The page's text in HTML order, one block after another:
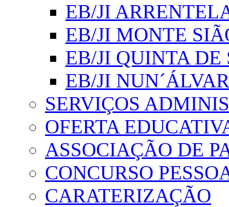
EB/JI
EB/JI MONTE
EB/JI QUINTA DE
EB/JI
SERVIÇOS
OFERTA
ASSOCIAÇÃO DE
CONCURSO
CARATERIZAÇÃO